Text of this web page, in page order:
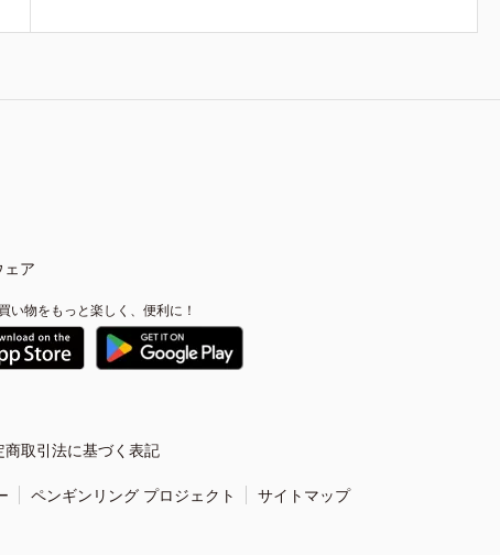
ア
い物をもっと楽しく、便利に！
商取引法に基づく表記
ペンギンリング プロジェクト サイトマップ